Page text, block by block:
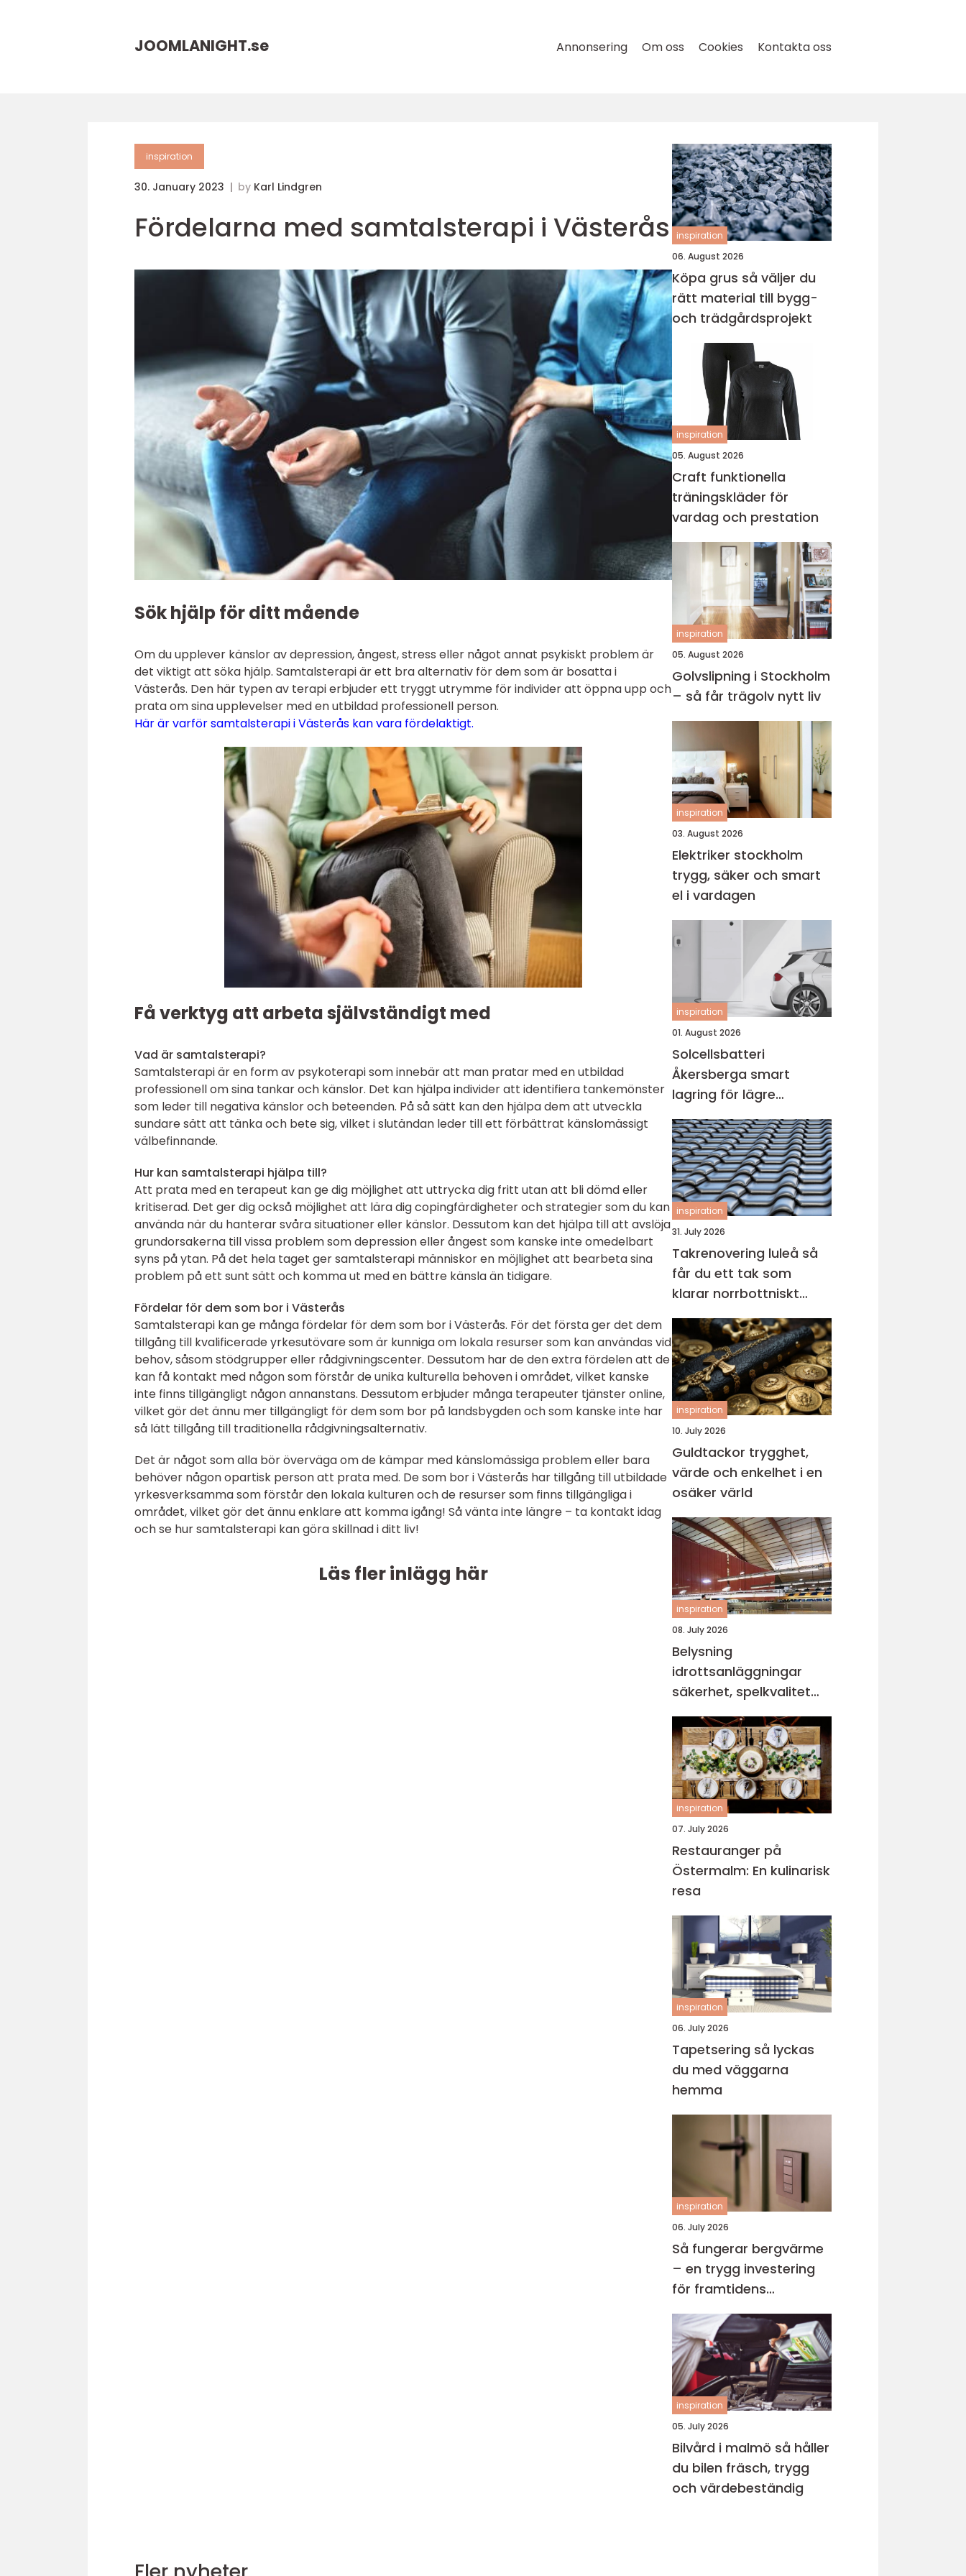
JOOMLANIGHT.se Annonsering Om oss Cookies Kontakta oss
inspiration
30. January 2023 by Karl Lindgren
Fördelarna med samtalsterapi i Västerås
Sök hjälp för ditt mående
Om du upplever känslor av depression, ångest, stress eller något annat psykiskt problem är
det viktigt att söka hjälp. Samtalsterapi är ett bra alternativ för dem som är bosatta i
Västerås. Den här typen av terapi erbjuder ett tryggt utrymme för individer att öppna upp och
prata om sina upplevelser med en utbildad professionell person.
Här är varför samtalsterapi i Västerås kan vara fördelaktigt.
Få verktyg att arbeta självständigt med
Vad är samtalsterapi?
Samtalsterapi är en form av psykoterapi som innebär att man pratar med en utbildad
professionell om sina tankar och känslor. Det kan hjälpa individer att identifiera tankemönster
som leder till negativa känslor och beteenden. På så sätt kan den hjälpa dem att utveckla
sundare sätt att tänka och bete sig, vilket i slutändan leder till ett förbättrat känslomässigt
välbefinnande.
Hur kan samtalsterapi hjälpa till?
Att prata med en terapeut kan ge dig möjlighet att uttrycka dig fritt utan att bli dömd eller
kritiserad. Det ger dig också möjlighet att lära dig copingfärdigheter och strategier som du kan
använda när du hanterar svåra situationer eller känslor. Dessutom kan det hjälpa till att avslöja
grundorsakerna till vissa problem som depression eller ångest som kanske inte omedelbart
syns på ytan. På det hela taget ger samtalsterapi människor en möjlighet att bearbeta sina
problem på ett sunt sätt och komma ut med en bättre känsla än tidigare.
Fördelar för dem som bor i Västerås
Samtalsterapi kan ge många fördelar för dem som bor i Västerås. För det första ger det dem
tillgång till kvalificerade yrkesutövare som är kunniga om lokala resurser som kan användas vid
behov, såsom stödgrupper eller rådgivningscenter. Dessutom har de den extra fördelen att de
kan få kontakt med någon som förstår de unika kulturella behoven i området, vilket kanske
inte finns tillgängligt någon annanstans. Dessutom erbjuder många terapeuter tjänster online,
vilket gör det ännu mer tillgängligt för dem som bor på landsbygden och som kanske inte har
så lätt tillgång till traditionella rådgivningsalternativ.
Det är något som alla bör överväga om de kämpar med känslomässiga problem eller bara
behöver någon opartisk person att prata med. De som bor i Västerås har tillgång till utbildade
yrkesverksamma som förstår den lokala kulturen och de resurser som finns tillgängliga i
området, vilket gör det ännu enklare att komma igång! Så vänta inte längre – ta kontakt idag
och se hur samtalsterapi kan göra skillnad i ditt liv!
Läs fler inlägg här
inspiration
06. August 2026
Köpa grus så väljer du
rätt material till bygg-
och trädgårdsprojekt
inspiration
05. August 2026
Craft funktionella
träningskläder för
vardag och prestation
inspiration
05. August 2026
Golvslipning i Stockholm
– så får trägolv nytt liv
inspiration
03. August 2026
Elektriker stockholm
trygg, säker och smart
el i vardagen
inspiration
01. August 2026
Solcellsbatteri
Åkersberga smart
lagring för lägre
elkostnad året runt
inspiration
31. July 2026
Takrenovering luleå så
får du ett tak som
klarar norrbottniskt
klimat
inspiration
10. July 2026
Guldtackor trygghet,
värde och enkelhet i en
osäker värld
inspiration
08. July 2026
Belysning
idrottsanläggningar
säkerhet, spelkvalitet
och lägre kostnader
inspiration
07. July 2026
Restauranger på
Östermalm: En kulinarisk
resa
inspiration
06. July 2026
Tapetsering så lyckas
du med väggarna
hemma
inspiration
06. July 2026
Så fungerar bergvärme
– en trygg investering
för framtidens
uppvärmning
inspiration
05. July 2026
Bilvård i malmö så håller
du bilen fräsch, trygg
och värdebeständig